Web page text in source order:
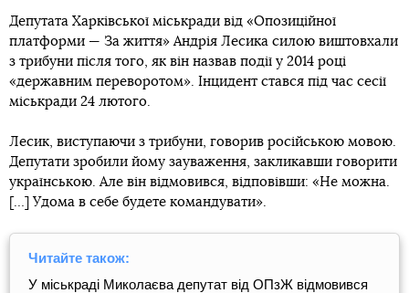
Депутата Харківської міськради від «Опозиційної
платформи — За життя» Андрія Лесика силою виштовхали
з трибуни після того, як він назвав події у 2014 році
«державним переворотом». Інцидент стався під час сесії
міськради 24 лютого.
Лесик, виступаючи з трибуни, говорив російською мовою.
Депутати зробили йому зауваження, закликавши говорити
українською. Але він відмовився, відповівши: «Не можна.
[…] Удома в себе будете командувати».
Читайте також:
У міськраді Миколаєва депутат від ОПзЖ відмовився